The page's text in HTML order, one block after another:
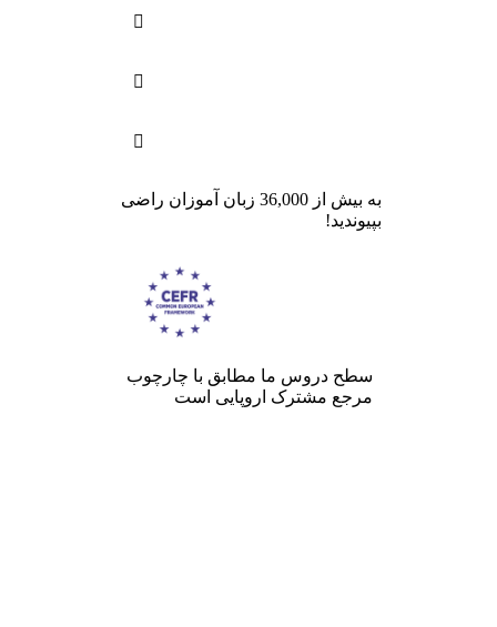



به بیش از 36,000 زبان آموزان راضی
بپیوندید!
سطح دروس ما مطابق با چارچوب
مرجع مشترک اروپایی است